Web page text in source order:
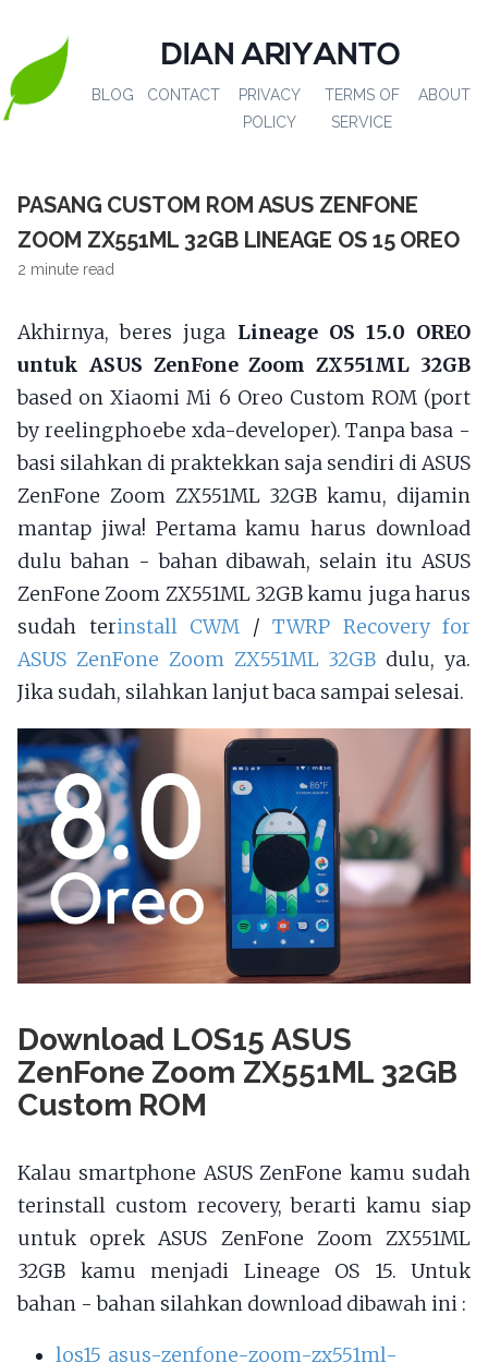
DIAN ARIYANTO
BLOG CONTACT
PRIVACY
POLICY
TERMS OF
SERVICE
ABOUT
PASANG CUSTOM ROM ASUS ZENFONE
ZOOM ZX551ML 32GB LINEAGE OS 15 OREO
2 minute read
Akhirnya, beres juga Lineage OS 15.0 OREO
untuk ASUS ZenFone Zoom ZX551ML 32GB
based on Xiaomi Mi 6 Oreo Custom ROM (port
by reelingphoebe xda-developer). Tanpa basa -
basi silahkan di praktekkan saja sendiri di ASUS
ZenFone Zoom ZX551ML 32GB kamu, dijamin
mantap jiwa! Pertama kamu harus download
dulu bahan - bahan dibawah, selain itu ASUS
ZenFone Zoom ZX551ML 32GB kamu juga harus
sudah terinstall CWM / TWRP Recovery for
ASUS ZenFone Zoom ZX551ML 32GB dulu, ya.
Jika sudah, silahkan lanjut baca sampai selesai.
Download LOS15 ASUS
ZenFone Zoom ZX551ML 32GB
Custom ROM
Kalau smartphone ASUS ZenFone kamu sudah
terinstall custom recovery, berarti kamu siap
untuk oprek ASUS ZenFone Zoom ZX551ML
32GB kamu menjadi Lineage OS 15. Untuk
bahan - bahan silahkan download dibawah ini :
los15_asus-zenfone-zoom-zx551ml-